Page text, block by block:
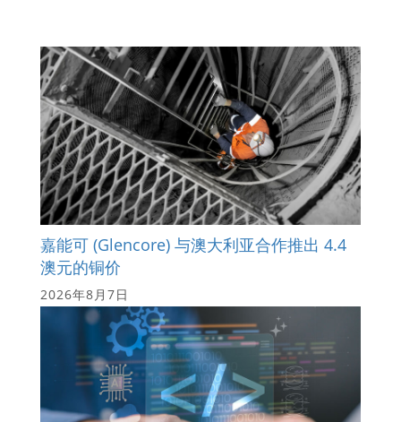
嘉能可 (Glencore) 与澳大利亚合作推出 4.4
澳元的铜价
2026年8月7日